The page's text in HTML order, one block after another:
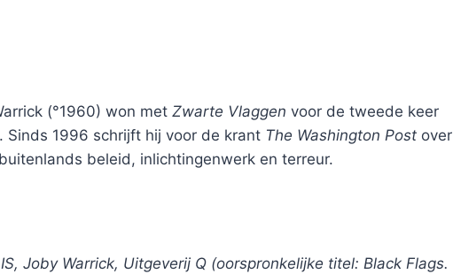
(°1960) won met Zwarte Vlaggen voor de tweede keer
Sinds 1996 schrijft hij voor de krant The Washington Post over
beleid, inlichtingenwerk en terreur.
Joby Warrick, Uitgeverij Q (oorspronkelijke titel: Black Flags.